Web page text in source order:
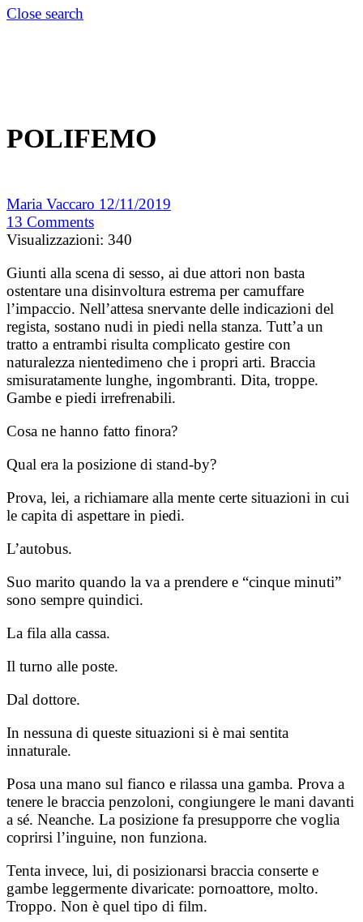
Close search
POLIFEMO
Maria Vaccaro 12/11/2019
13 Comments
Visualizzazioni: 340
Giunti alla scena di sesso, ai due attori non basta
ostentare una disinvoltura estrema per camuffare
l’impaccio. Nell’attesa snervante delle indicazioni del
regista, sostano nudi in piedi nella stanza. Tutt’a un
tratto a entrambi risulta complicato gestire con
naturalezza nientedimeno che i propri arti. Braccia
smisuratamente lunghe, ingombranti. Dita, troppe.
Gambe e piedi irrefrenabili.
Cosa ne hanno fatto finora?
Qual era la posizione di stand-by?
Prova, lei, a richiamare alla mente certe situazioni in cui
le capita di aspettare in piedi.
L’autobus.
Suo marito quando la va a prendere e “cinque minuti”
sono sempre quindici.
La fila alla cassa.
Il turno alle poste.
Dal dottore.
In nessuna di queste situazioni si è mai sentita
innaturale.
Posa una mano sul fianco e rilassa una gamba. Prova a
tenere le braccia penzoloni, congiungere le mani davanti
a sé. Neanche. La posizione fa presupporre che voglia
coprirsi l’inguine, non funziona.
Tenta invece, lui, di posizionarsi braccia conserte e
gambe leggermente divaricate: pornoattore, molto.
Troppo. Non è quel tipo di film.